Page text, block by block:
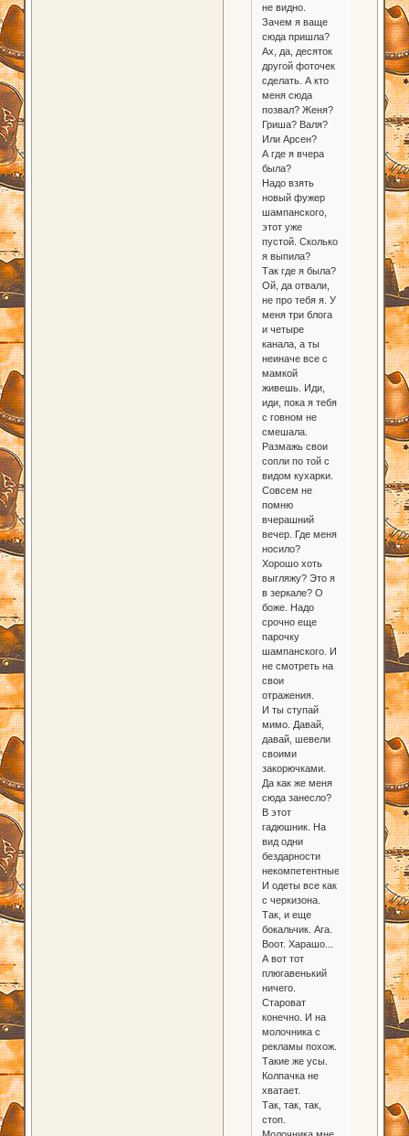
не видно.
Зачем я ваще
сюда пришла?
Ах, да, десяток
другой фоточек
сделать. А кто
меня сюда
позвал? Женя?
Гриша? Валя?
Или Арсен?
А где я вчера
была?
Надо взять
новый фужер
шампанского,
этот уже
пустой. Сколько
я выпила?
Так где я была?
Ой, да отвали,
не про тебя я. У
меня три блога
и четыре
канала, а ты
неиначе все с
мамкой
живешь. Иди,
иди, пока я тебя
с говном не
смешала.
Размажь свои
сопли по той с
видом кухарки.
Совсем не
помню
вчерашний
вечер. Где меня
носило?
Хорошо хоть
выгляжу? Это я
в зеркале? О
боже. Надо
срочно еще
парочку
шампанского. И
не смотреть на
свои
отражения.
И ты ступай
мимо. Давай,
давай, шевели
своими
закорючками.
Да как же меня
сюда занесло?
В этот
гадюшник. На
вид одни
бездарности
некомпетентные.
И одеты все как
с черкизона.
Так, и еще
бокальчик. Ага.
Воот. Харашо...
А вот тот
плюгавенький
ничего.
Староват
конечно. И на
молочника с
рекламы похож.
Такие же усы.
Колпачка не
хватает.
Так, так, так,
стоп.